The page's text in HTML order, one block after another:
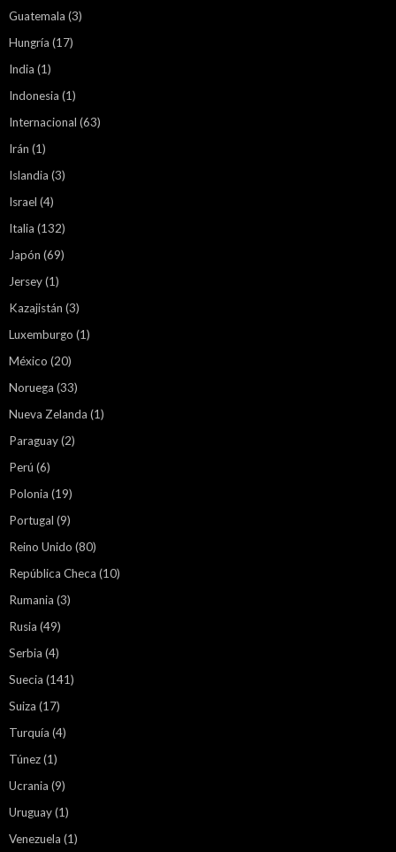
Guatemala (3)
Hungría (17)
India (1)
Indonesia (1)
Internacional (63)
Irán (1)
Islandia (3)
Israel (4)
Italia (132)
Japón (69)
Jersey(1)
Kazajistán (3)
Luxemburgo (1)
México (20)
Noruega (33)
Nueva Zelanda (1)
Paraguay(2)
Perú (6)
Polonia (19)
Portugal (9)
Reino Unido (80)
República Checa (10)
Rumania (3)
Rusia (49)
Serbia (4)
Suecia (141)
Suiza (17)
Turquía (4)
Túnez(1)
Ucrania (9)
Uruguay(1)
Venezuela (1)